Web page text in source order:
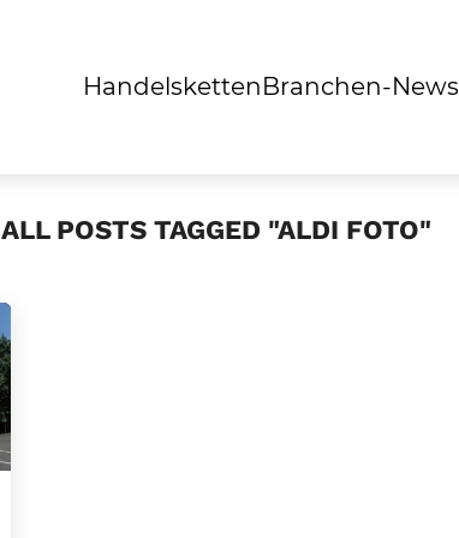
Handelsketten Branchen-News
ALL POSTS TAGGED "ALDI FOTO"